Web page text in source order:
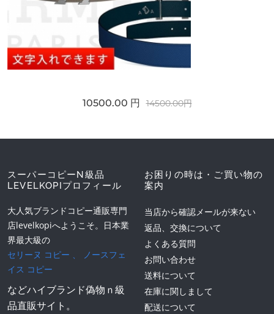
10500.00 円 14500.00円
スーパーコピーN級品
LEVELKOPIプロフィール
大人気ブランドコピー通販専門
店levelkopiへようこそ。日本業
界最大級の
セリーヌ コピー 、
ノースフェ
イス コピー
などハイブランド偽物ｎ級
品直販サイト。
お困りの時は・ご買い物の
案内
当店から確認メールが来ない
返品、交換について
よくある質問
お問い合わせ
送料について
在庫に関しまして
配送について